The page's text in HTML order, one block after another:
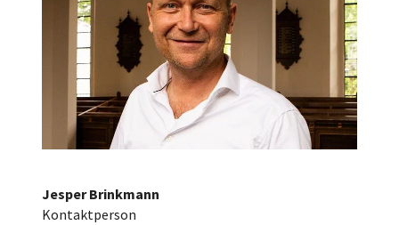
Jesper Brinkmann
Kontaktperson